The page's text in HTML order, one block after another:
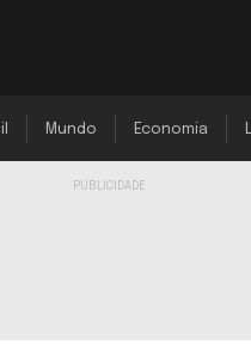
Mundo Economia